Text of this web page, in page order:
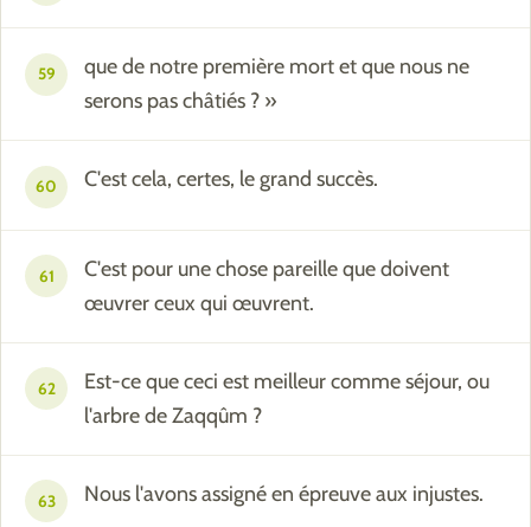
59
que de notre première mort et que nous ne
serons pas châtiés ? »
60 C'est cela, certes, le grand succès.
61
C'est pour une chose pareille que doivent
œuvrer ceux qui œuvrent.
62
Est-ce que ceci est meilleur comme séjour, ou
l'arbre de Zaqqûm ?
63 Nous l'avons assigné en épreuve aux injustes.